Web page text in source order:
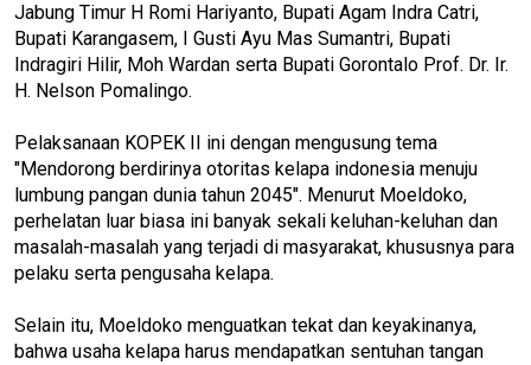
Jabung Timur H Romi Hariyanto, Bupati Agam Indra Catri,
Bupati Karangasem, I Gusti Ayu Mas Sumantri, Bupati
Indragiri Hilir, Moh Wardan serta Bupati Gorontalo Prof. Dr. Ir.
H. Nelson Pomalingo.
Pelaksanaan KOPEK II ini dengan mengusung tema
"Mendorong berdirinya otoritas kelapa indonesia menuju
lumbung pangan dunia tahun 2045". Menurut Moeldoko,
perhelatan luar biasa ini banyak sekali keluhan-keluhan dan
masalah-masalah yang terjadi di masyarakat, khususnya para
pelaku serta pengusaha kelapa.
Selain itu, Moeldoko menguatkan tekat dan keyakinanya,
bahwa usaha kelapa harus mendapatkan sentuhan tangan